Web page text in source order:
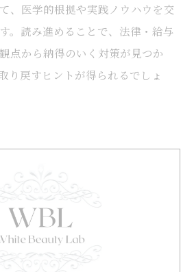
、医学的根拠や実践ノウハウを交
。読み進めることで、法律・給与
点から納得のいく対策が見つか
り戻すヒントが得られるでしょ